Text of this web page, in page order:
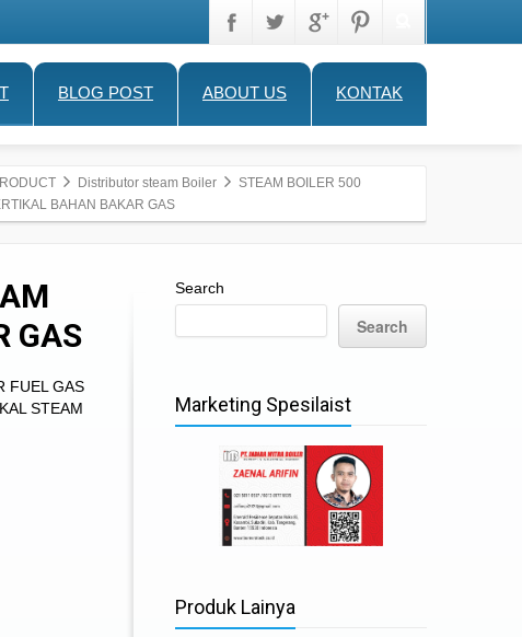
BLOG POST ABOUT US KONTAK
Distributor steam Boiler
STEAM BOILER 500
BAHAN BAKAR GAS
GAS
FUEL GAS
STEAM
Search
Search
Marketing Spesilaist
Produk Lainya